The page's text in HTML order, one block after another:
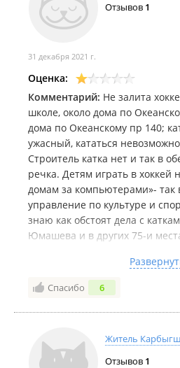
Отзывов 1
31 декабря 2021 г.
Оценка:
Комментарий: Не залита
школе, около дома по
дома по Океанскому пр 140;
ужасный, кататься
Строитель катка нет и так в
речка. Детям играть в хоккей
домам за компьютерами»- так
управление по культуре и
знаю как обстоят дела с
Юмашева и в других 75-и
лет ехать далековато на каток
например. В шаговой
транспорте до 5 остановок
Спасибо 6
Житель
Отзывов 1